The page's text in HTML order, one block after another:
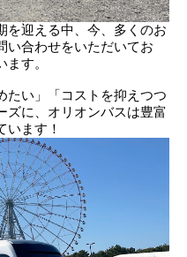
を迎える中、今、多くのお
い合わせをいただいてお
す。
たい」「コストを抑えつつ
ズに、オリオンバスは豊富
います！